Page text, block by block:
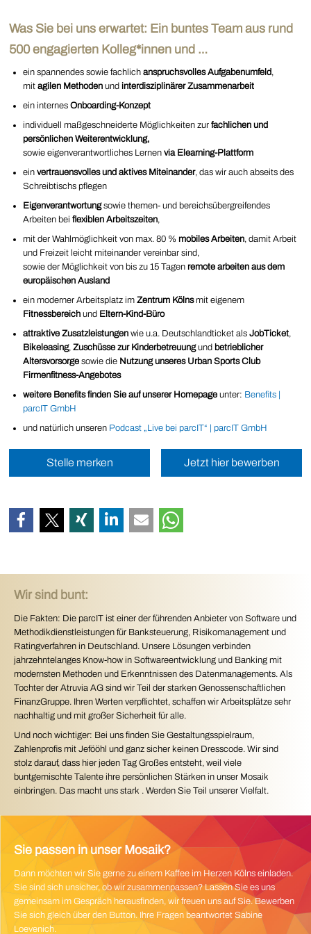
Was Sie bei uns erwartet: Ein buntes Team aus rund
500 engagierten Kolleg*innen und …
ein spannendes sowie fachlichanspruchsvolles Aufgabenumfeld,
mitagilen Methoden und interdisziplinärer Zusammenarbeit
ein internesOnboarding-Konzept
individuell maßgeschneiderte Möglichkeiten zurfachlichen und
persönlichen Weiterentwicklung,
sowie eigenverantwortliches Lernenvia Elearning-Plattform
einvertrauensvolles und aktives Miteinander, das wir auch abseits des
Schreibtischs pflegen
Eigenverantwortungsowie themen- und bereichsübergreifendes
Arbeiten beiflexiblen Arbeitszeiten,
mit der Wahlmöglichkeit von max. 80 % mobiles Arbeiten, damit Arbeit
und Freizeit leicht miteinander vereinbar sind,
sowie der Möglichkeit von bis zu 15 Tagenremote arbeiten aus dem
europäischen Ausland
ein moderner Arbeitsplatz imZentrum Kölnsmit eigenem
Fitnessbereichund Eltern-Kind-Büro
attraktive Zusatzleistungen wie u.a. Deutschlandticket alsJobTicket,
Bikeleasing,Zuschüsse zur Kinderbetreuungund betrieblicher
Altersvorsorge sowie die Nutzung unseres Urban Sports Club
Firmenfitness-Angebotes
weitere Benefits finden Sie auf unserer Homepage unter: Benefits |
parcIT GmbH
und natürlich unseren Podcast „Live bei parcIT“ | parcIT GmbH
Jetzt hier bewerben
Stelle merken
Wir sind bunt:
Die Fakten: Die parcIT ist einer der führenden Anbieter von Software und
Methodikdienstleistungen für Banksteuerung, Risikomanagement und
Ratingverfahren in Deutschland. Unsere Lösungen verbinden
jahrzehntelanges Know-how in Softwareentwicklung und Banking mit
modernsten Methoden und Erkenntnissen des Datenmanagements. Als
Tochter der Atruvia AG sind wir Teil der starken Genossenschaftlichen
FinanzGruppe. Ihren Werten verpflichtet, schaffen wir Arbeitsplätze sehr
nachhaltig und mit großer Sicherheit für alle.
Und noch wichtiger: Bei uns finden Sie Gestaltungsspielraum,
Zahlenprofis mit Jefööhl und ganz sicher keinen Dresscode. Wir sind
stolz darauf, dass hier jeden Tag Großes entsteht, weil viele
buntgemischte Talente ihre persönlichen Stärken in unser Mosaik
einbringen. Das macht uns stark . Werden Sie Teil unserer Vielfalt.
Sie passen in unser Mosaik?
Dann möchten wir Sie gerne zu einem Kaffee im Herzen Kölns einladen.
Sie sind sich unsicher, ob wir zusammenpassen? Lassen Sie es uns
gemeinsam im Gespräch herausfinden, wir freuen uns auf Sie. Bewerben
Sie sich gleich über den Button. Ihre Fragen beantwortet Sabine
Loevenich.